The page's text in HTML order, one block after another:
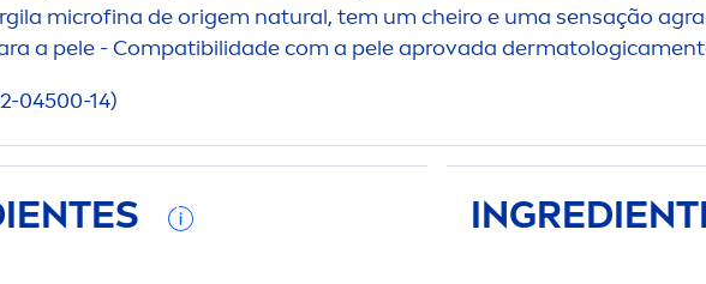
microfina de origem natural, tem um cheiro e uma sensação
a pele - Compatibilidade com a pele aprovada dermatologicamen
04500-14)